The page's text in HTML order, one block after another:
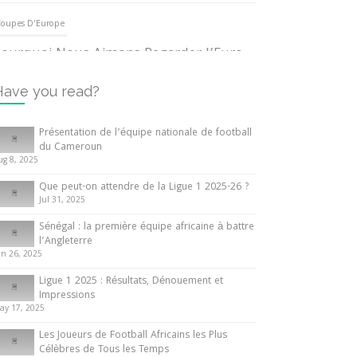
D'Europe
Nous Aimons Regarder l’Euro
June 2024
Internationales
ce que vous devez savoir sur la
d’Afrique des Nations
10 May 2024
Internationales
de l’équipe nationale de
football du Cameroun
2025
you read?
Présentation de l’équipe nationale de football
du Cameroun
8, 2025
Que peut-on attendre de la Ligue 1 2025-26 ?
Jul 31, 2025
Sénégal : la première équipe africaine à battre
l’Angleterre
26, 2025
Ligue 1 2025 : Résultats, Dénouement et
Impressions
17, 2025
Les Joueurs de Football Africains les Plus
Célèbres de Tous les Temps